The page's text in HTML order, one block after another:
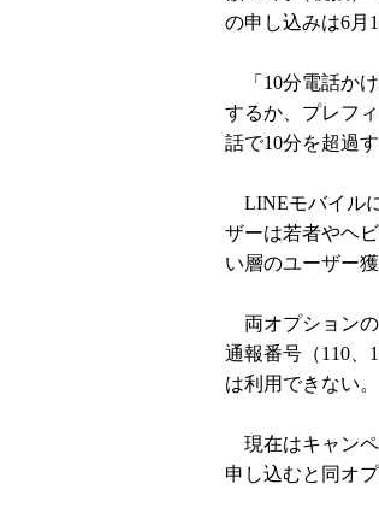
の申し込みは6月
「10分電話か
するか、プレフ
話で10分を超過
LINEモバイル
ザーは若者やヘ
い層のユーザー
両オプションの
通報番号（110、
は利用できない。
現在はキャンペ
申し込むと同オ